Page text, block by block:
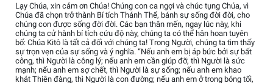
Lạy Chúa, xin cảm ơn Chúa! Chúng con ca ngợi và chúc tụng Chúa, vì
Chúa đã chọn trở thành Bí tích Thánh Thể, bánh sự sống đời đời, cho
chúng con được sống đời đời. Các bạn thân mến, ngay lúc này, khi
chúng ta cử hành bí tích cứu độ này, chúng ta có thể hân hoan tuyên
bố: Chúa Kitô là tất cả đối với chúng ta! Trong Người, chúng ta tìm thấy
sự trọn vẹn của sự sống và ý nghĩa. “Nếu anh em bị áp bức bởi sự bất
công, thì Người là công lý; nếu anh em cần giúp đỡ, thì Người là sức
mạnh; nếu anh em sợ chết, thì Người là sự sống; nếu anh em khao
khát Thiên đàng, thì Người là con đường; nếu anh em ở trong bóng tối,